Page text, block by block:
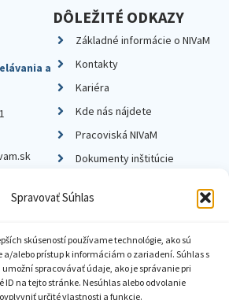
Spravovať Súhlas
skúseností používame technológie, ako sú
a/alebo prístup k informáciám o zariadení. Súhlas s
spracovávať údaje, ako je správanie pri
ID na tejto stránke. Nesúhlas alebo odvolanie
určité vlastnosti a funkcie.
a
DÔLEŽITÉ ODKAZY
Základné informácie o NIVaM
Kontakty
Kariéra
Kde nás nájdete
Pracoviská NIVaM
Dokumenty inštitúcie
ochrany súkromia